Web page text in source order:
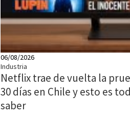
06/08/2026
Industria
Netflix trae de vuelta la
30 días en Chile y esto es
saber